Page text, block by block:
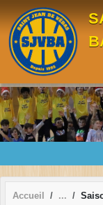
Accueil
Panneau de gestion